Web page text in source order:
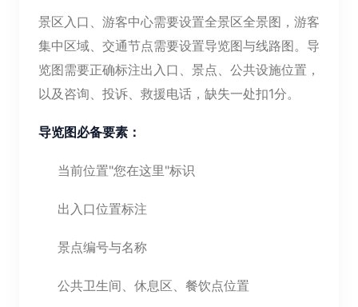
景区入口、游客中心需要设置全景区全景图，游客
集中区域、交通节点需要设置导览图与线路图。导
览图需要正确标注出入口、景点、公共设施位置，
以及咨询、投诉、救援电话，缺失一处扣1分。
导览图必备要素：
当前位置"您在这里"标识
出入口位置标注
景点编号与名称
公共卫生间、休息区、餐饮点位置